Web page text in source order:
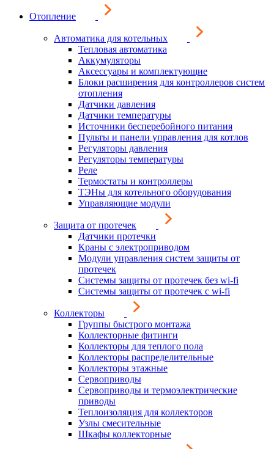
Отопление
Автоматика для котельных
Тепловая автоматика
Аккумуляторы
Аксессуары и комплектующие
Блоки расширения для контроллеров систем
отопления
Датчики давления
Датчики температуры
Источники бесперебойного питания
Пульты и панели управления для котлов
Регуляторы давления
Регуляторы температуры
Реле
Термостаты и контроллеры
ТЭНы для котельного оборудования
Управляющие модули
Защита от протечек
Датчики протечки
Краны с электроприводом
Модули управления систем защиты от
протечек
Системы защиты от протечек без wi-fi
Системы защиты от протечек с wi-fi
Коллекторы
Группы быстрого монтажа
Коллекторные фитинги
Коллекторы для теплого пола
Коллекторы распределительные
Коллекторы этажные
Сервоприводы
Сервоприводы и термоэлектрические
приводы
Теплоизоляция для коллекторов
Узлы смесительные
Шкафы коллекторные